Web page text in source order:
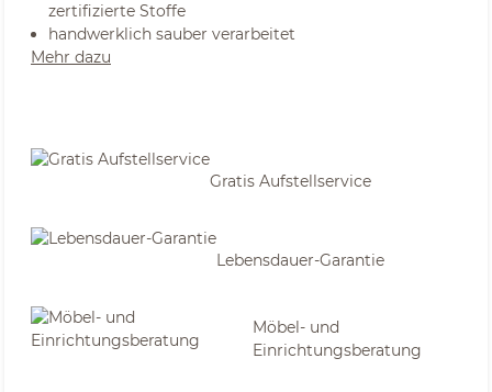
zertifizierte Stoffe
handwerklich sauber verarbeitet
Mehr dazu
Gratis Aufstellservice
Lebensdauer-Garantie
Möbel- und
Einrichtungsberatung